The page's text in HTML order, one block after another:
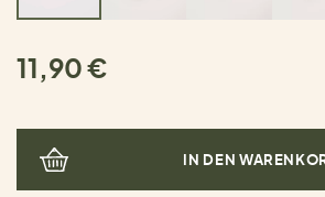
11,90 €
IN DEN